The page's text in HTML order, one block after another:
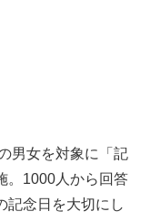
男女を対象に「記
。1000人から回答
記念日を大切にし